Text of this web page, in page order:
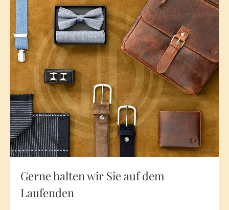
Gerne halten wir Sie auf dem
Laufenden